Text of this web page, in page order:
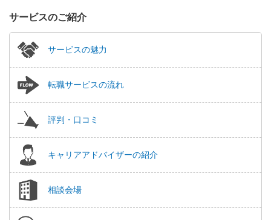
サービスのご紹介
サービスの魅力
転職サービスの流れ
評判・口コミ
キャリアアドバイザーの紹介
相談会場